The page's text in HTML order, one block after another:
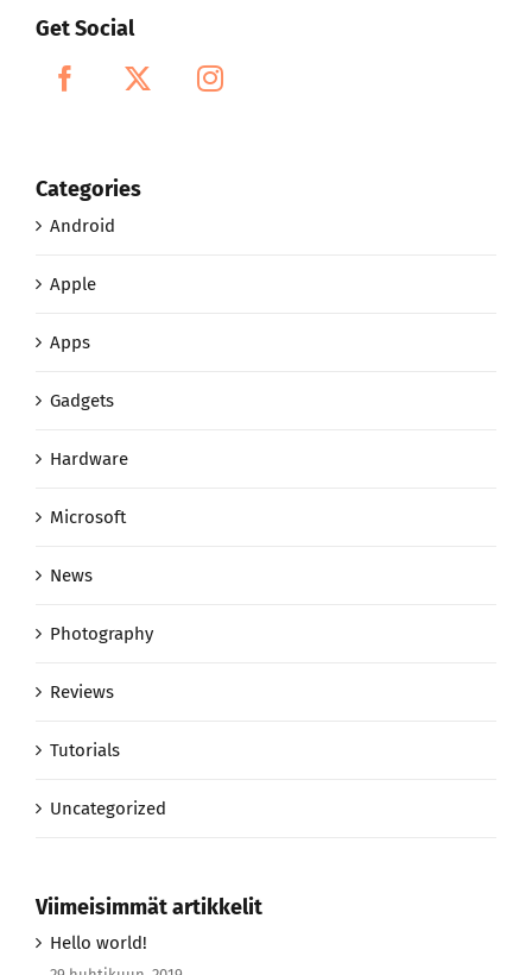
Get Social
Categories
Android
Apple
Apps
Gadgets
Hardware
Microsoft
News
Photography
Reviews
Tutorials
Uncategorized
Viimeisimmät artikkelit
Hello world!